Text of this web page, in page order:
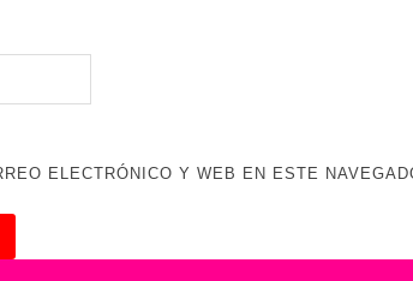
ELECTRÓNICO Y WEB EN ESTE